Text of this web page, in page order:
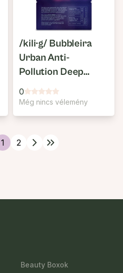
/kili∙g/ Bubbleira
Urban Anti-
Pollution Deep
Clean Bubble Mask
0
Még nincs vélemény
1 2
Beauty Boxok